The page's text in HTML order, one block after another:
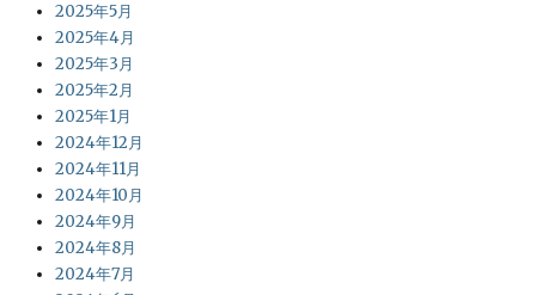
2025年5月
2025年4月
2025年3月
2025年2月
2025年1月
2024年12月
2024年11月
2024年10月
2024年9月
2024年8月
2024年7月